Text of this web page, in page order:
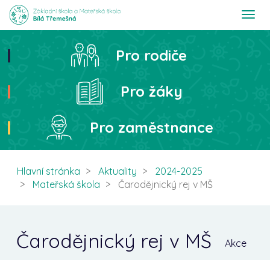
T
t
Hledat
Pro rodiče
Pro žáky
Pro zaměstnance
Hlavní stránka Aktuality
2024-2025
Mateřská škola
Čarodějnický rej v MŠ
Čarodějnický rej v MŠ
Akce